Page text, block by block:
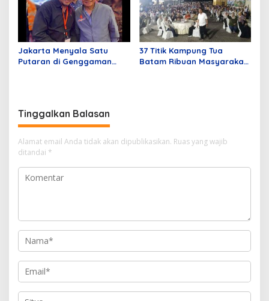
Jakarta Menyala Satu
Putaran di Genggaman
37 Titik Kampung Tua
Batam Ribuan Masyarakat
Tinggalkan Balasan
Alamat email Anda tidak akan dipublikasikan. Ruas yang wajib
ditandai *